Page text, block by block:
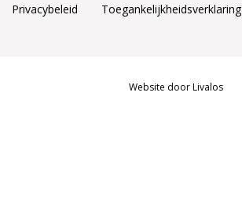
Privacybeleid Toegankelijkheidsverklaring
Website door Livalos